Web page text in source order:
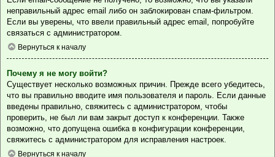
неправильный адрес email либо он заблокирован спам-фильтром.
Если вы уверены, что ввели правильный адрес email, попробуйте
связаться с администратором.
Вернуться к началу
Почему я не могу войти?
Существует несколько возможных причин. Прежде всего убедитесь,
что вы правильно вводите имя пользователя и пароль. Если данные
введены правильно, свяжитесь с администратором, чтобы
проверить, не был ли вам закрыт доступ к конференции. Также
возможно, что допущена ошибка в конфигурации конференции,
свяжитесь с администратором для исправления настроек.
Вернуться к началу